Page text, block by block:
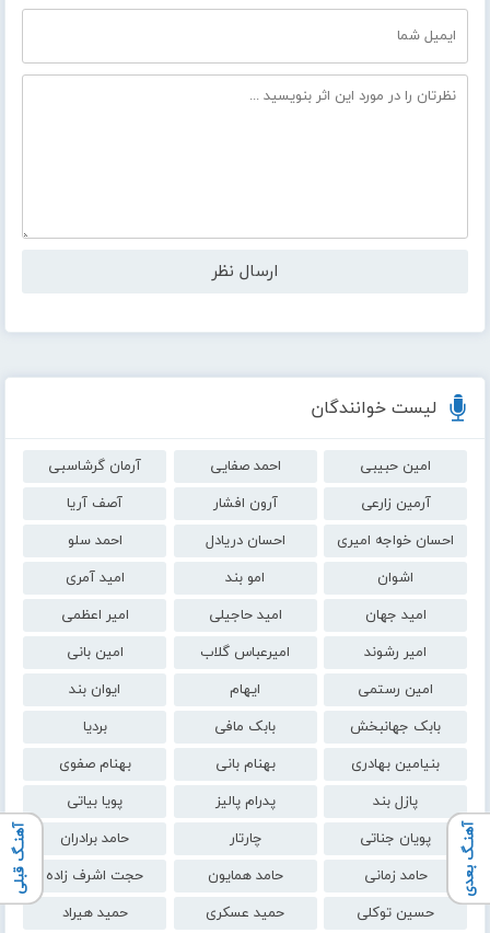
لیست خوانندگان
امین حبیبی احمد صفایی
آرمان گرشاسبی
آرمین زارعی
آرون افشار
آصف آریا
احسان خواجه امیری
احسان دریادل
احمد سلو
اشوان
امو بند
امید آمری
امید جهان
امید حاجیلی
امیر اعظمی
امیر رشوند
امیرعباس گلاب
امین بانی
امین رستمی
ایهام
ایوان بند
بابک جهانبخش
بابک مافی
بردیا
بنیامین بهادری
بهنام بانی
بهنام صفوی
پازل بند
پدرام پالیز
پویا بیاتی
پویان جناتی
چارتار
حامد برادران
حامد زمانی
حامد همایون
حجت اشرف زاده
حسین توکلی
حمید عسکری
حمید هیراد
آهنـگ بعدی آهنـگ قبلی